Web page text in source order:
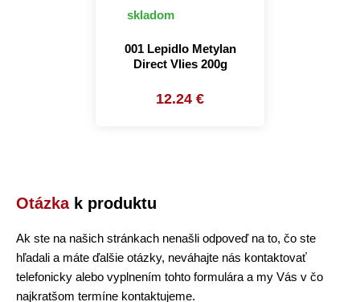
skladom
001 Lepidlo Metylan
Direct Vlies 200g
12.24 €
Otázkak produktu
Ak ste na našich stránkach nenašli odpoveď na to, čo ste
hľadali a máte ďalšie otázky, neváhajte nás kontaktovať
telefonicky alebo vyplnením tohto formulára a my Vás v čo
najkratšom termíne kontaktujeme.